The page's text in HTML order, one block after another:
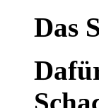
Das